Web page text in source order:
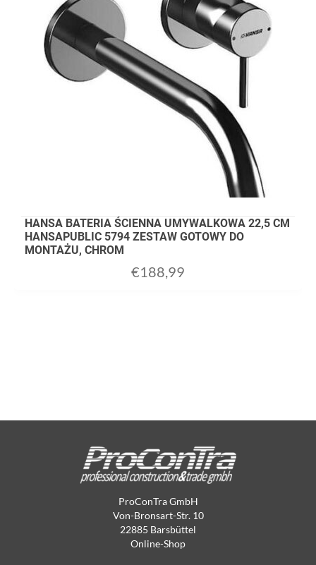
HANSA BATERIA ŚCIENNA UMYWALKOWA 22,5 CM
HANSAPUBLIC 5794 ZESTAW GOTOWY DO
MONTAŻU, CHROM
€188,99
ProConTra GmbH
Von-Bronsart-Str. 10
22885 Barsbüttel
Online-Shop